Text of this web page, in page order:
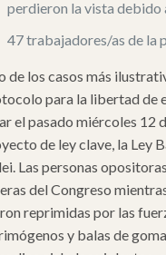
perdieron la vista debido
47 trabajadores/as de la
de los casos más
para la libertad de
el pasado miércoles 12
de ley clave, la Ley
Las personas
del Congreso
reprimidas por las
y balas de